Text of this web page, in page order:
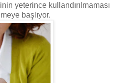
yeterince kullandırılmaması
başlıyor.